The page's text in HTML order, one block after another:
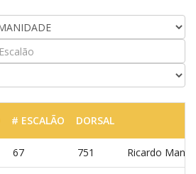
# ESCALÃO DORSAL
67 751 Ricardo